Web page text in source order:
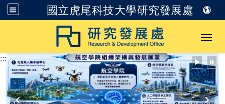
國立虎尾科技大學研究發展處
跳到主要內容
:::